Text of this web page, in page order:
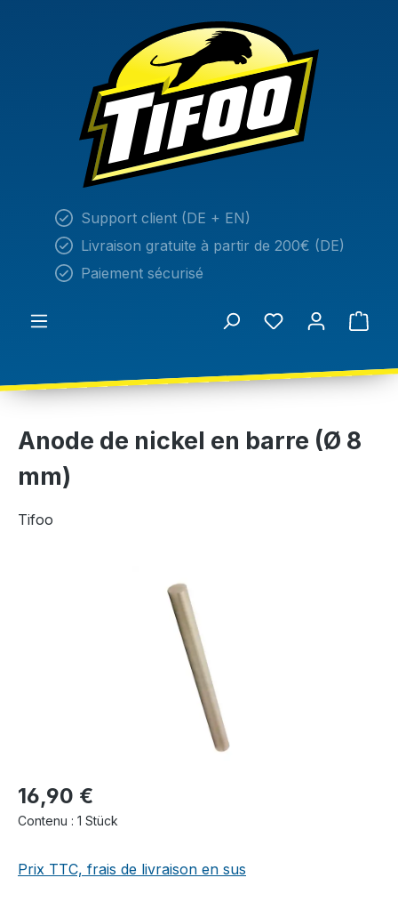
Support client (DE + EN)
Livraison gratuite à partir de 200€ (DE)
Paiement sécurisé
Anode de nickel en barre (Ø 8
mm)
Tifoo
16,90 €
Contenu : 1 Stück
Prix TTC, frais de livraison en sus